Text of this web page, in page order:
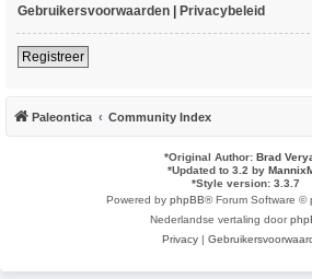
Gebruikersvoorwaarden | Privacybeleid
Registreer
Paleontica Community Index
*Original Author: Brad
*Updated to 3.2 by
*Style version: 3.3.7
Powered by phpBB® Forum Software ©
Nederlandse vertaling door
Privacy |